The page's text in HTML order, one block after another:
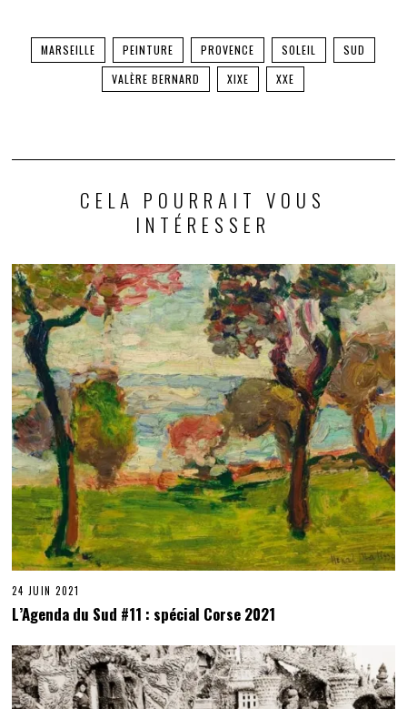
MARSEILLE PEINTURE PROVENCE SOLEIL
SUD
VALÈRE BERNARD
XIXE XXE
CELA POURRAIT VOUS
INTÉRESSER
24 JUIN 2021
L’Agenda du Sud #11 : spécial Corse 2021